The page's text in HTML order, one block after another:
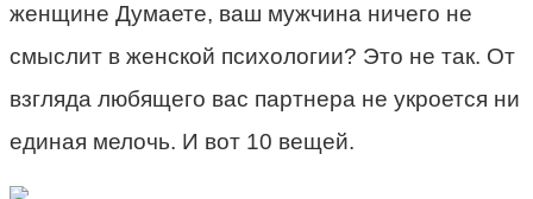
женщине Думаете, ваш мужчина ничего не
смыслит в женской психологии? Это не так. От
взгляда любящего вас партнера не укроется ни
единая мелочь. И вот 10 вещей.